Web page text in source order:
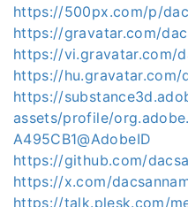
https://500px.com/p/
https://gravatar.com/
https://vi.gravatar.com/
https://hu.gravatar.com/
https://
assets/profile/
A495CB1@AdobeID
https://github.com/
https://x.com/
https://talk.plesk.com/